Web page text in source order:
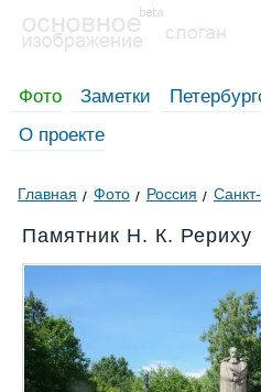
Фото Заметки
О проекте
Главная Фото Россия
Памятник Н. К. Рериху